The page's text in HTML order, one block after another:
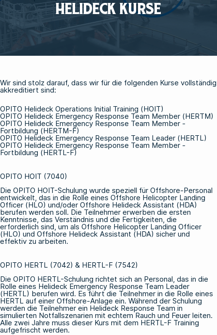
HELIDECK KURSE
Wir sind stolz darauf, dass wir für die folgenden Kurse vollständig
akkreditiert sind:
OPITO Helideck Operations Initial Training (HOIT)
OPITO Helideck Emergency Response Team Member (HERTM)
OPITO Helideck Emergency Response Team Member -
Fortbildung (HERTM-F)
OPITO Helideck Emergency Response Team Leader (HERTL)
OPITO Helideck Emergency Response Team Member -
Fortbildung (HERTL-F)
OPITO HOIT (7040)
Die OPITO HOIT-Schulung wurde speziell für Offshore-Personal
entwickelt, das in die Rolle eines Offshore Helicopter Landing
Officer (HLO) und/oder Offshore Helideck Assistant (HDA)
berufen werden soll. Die Teilnehmer erwerben die ersten
Kenntnisse, das Verständnis und die Fertigkeiten, die
erforderlich sind, um als Offshore Helicopter Landing Officer
(HLO) und Offshore Helideck Assistant (HDA) sicher und
effektiv zu arbeiten.
OPITO HERTL (7042) & HERTL-F (7542)
Die OPITO HERTL-Schulung richtet sich an Personal, das in die
Rolle eines Helideck Emergency Response Team Leader
(HERTL) berufen wird. Es führt die Teilnehmer in die Rolle eines
HERTL auf einer Offshore-Anlage ein. Während der Schulung
werden die Teilnehmer ein Helideck Response Team in
simulierten Notfallszenarien mit echtem Rauch und Feuer leiten.
Alle zwei Jahre muss dieser Kurs mit dem HERTL-F Training
aufgefrischt werden.